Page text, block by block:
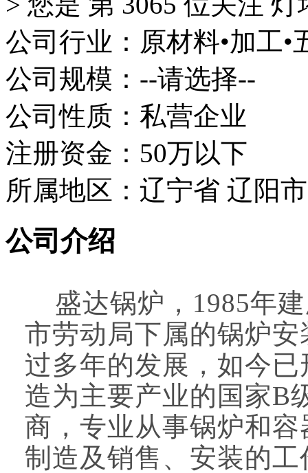
公司行业：原材料•加工•
公司规模：--请选择--
公司性质：私营企业
注册资金：50万以下
所属地区：辽宁省 辽阳市
公司介绍
盛达锅炉，1985年
市劳动局下属的锅炉
过多年的发展，如今
造为主要产业的国家B
商，专业从事锅炉和
制造及销售、安装的工